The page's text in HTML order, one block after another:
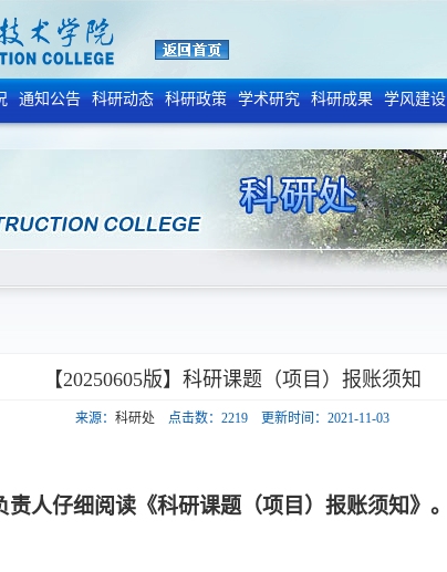
通知公告 科研动态 科研政策 学术研究 科研成果 学风建设
【20250605版】科研课题（项目）报账须知
来源： 科研处 点击数： 2219 更新时间：2021-11-03
人仔细阅读《科研课题（项目）报账须知》。